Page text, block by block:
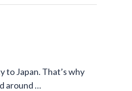
to Japan. That’s why
around …